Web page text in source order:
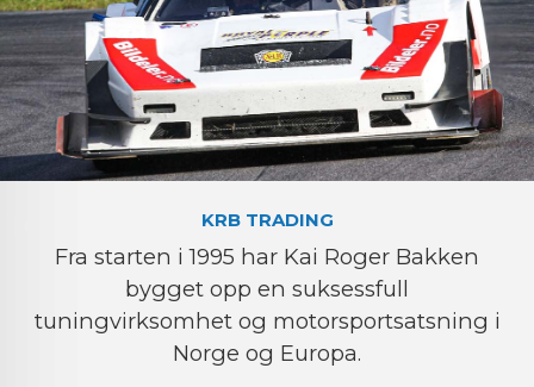
KRB TRADING
Fra starten i 1995 har Kai Roger Bakken
bygget opp en suksessfull
tuningvirksomhet og motorsportsatsning i
Norge og Europa.